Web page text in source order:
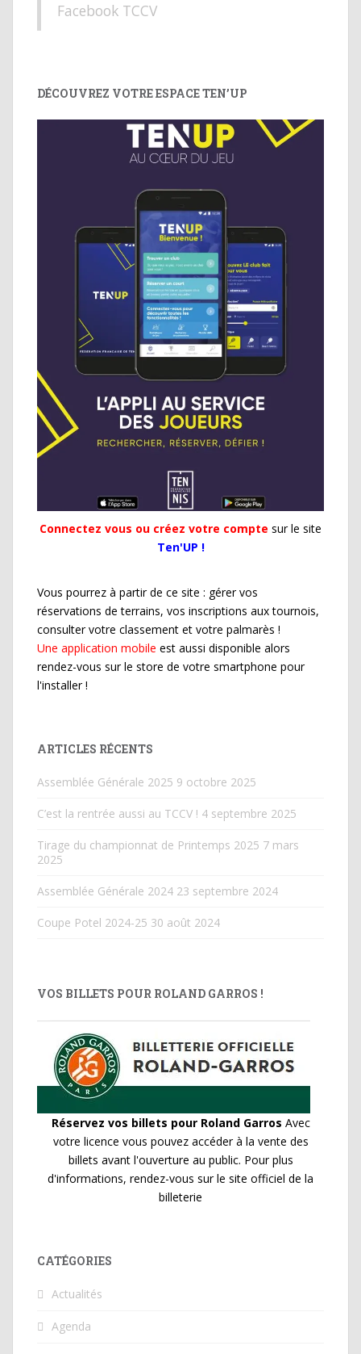
Facebook TCCV
DÉCOUVREZ VOTRE ESPACE TEN’UP
Connectez vous ou créez votre compte sur le site
Ten'UP !
Vous pourrez à partir de ce site : gérer vos
réservations de terrains, vos inscriptions aux tournois,
consulter votre classement et votre palmarès !
Une application mobile est aussi disponible alors
rendez-vous sur le store de votre smartphone pour
l'installer !
ARTICLES RÉCENTS
Assemblée Générale 2025 9 octobre 2025
C’est la rentrée aussi au TCCV ! 4 septembre 2025
Tirage du championnat de Printemps 2025 7 mars
2025
Assemblée Générale 2024 23 septembre 2024
Coupe Potel 2024-25 30 août 2024
VOS BILLETS POUR ROLAND GARROS !
Réservez vos billets pour Roland Garros Avec
votre licence vous pouvez accéder à la vente des
billets avant l'ouverture au public. Pour plus
d'informations, rendez-vous sur le site officiel de la
billeterie
CATÉGORIES
Actualités
Agenda